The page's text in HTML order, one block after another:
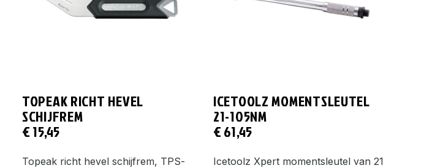
TOPEAK RICHT HEVEL
SCHIJFREM
€15,45
Topeak richt hevel schijfrem, TPS-
ICETOOLZ MOMENTSLEUTEL
21-105NM
€61,45
Icetoolz Xpert momentsleutel van 21